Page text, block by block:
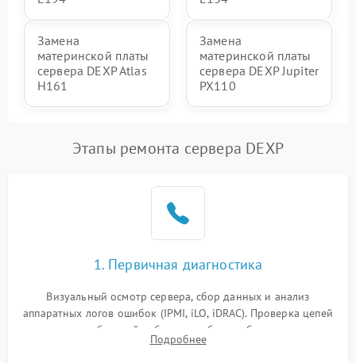
Замена
материнской платы
сервера DEXP Atlas
H161
Замена
материнской платы
сервера DEXP Jupiter
PX110
Этапы ремонта сервера DEXP
1. Первичная диагностика
Визуальный осмотр сервера, сбор данных и анализ
аппаратных логов ошибок (IPMI, iLO, iDRAC). Проверка цепей
питания и базовой работоспособности без вскрытия
корпуса для быстрой локализации сбоя.
Подробнее